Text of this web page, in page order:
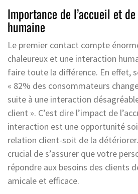
Importance de l’accueil et
humaine
Le premier contact compte
chaleureux et une interaction
faire toute la différence. En effet,
« 82% des consommateurs
suite à une interaction
client ». C’est dire l’impact de
interaction est une opportunité
relation client-soit de la
crucial de s’assurer que votre
répondre aux besoins des clients
amicale et efficace.